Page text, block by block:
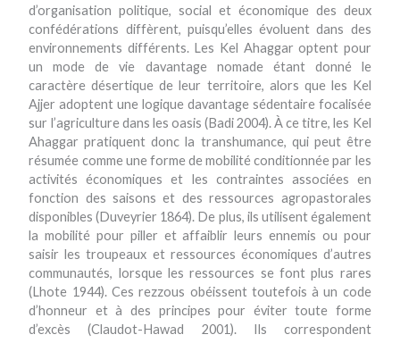
d’organisation politique, social et économique des deux
confédérations diffèrent, puisqu’elles évoluent dans des
environnements différents. Les Kel Ahaggar optent pour
un mode de vie davantage nomade étant donné le
caractère désertique de leur territoire, alors que les Kel
Ajjer adoptent une logique davantage sédentaire focalisée
sur l’agriculture dans les oasis (Badi 2004). À ce titre, les Kel
Ahaggar pratiquent donc la transhumance, qui peut être
résumée comme une forme de mobilité conditionnée par les
activités économiques et les contraintes associées en
fonction des saisons et des ressources agropastorales
disponibles (Duveyrier 1864). De plus, ils utilisent également
la mobilité pour piller et affaiblir leurs ennemis ou pour
saisir les troupeaux et ressources économiques d’autres
communautés, lorsque les ressources se font plus rares
(Lhote 1944). Ces rezzous obéissent toutefois à un code
d’honneur et à des principes pour éviter toute forme
d’excès (Claudot-Hawad 2001). Ils correspondent